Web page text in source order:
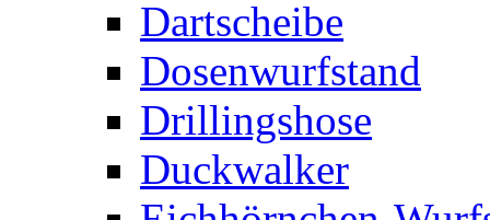
Dartscheibe
Dosenwurfstand
Drillingshose
Duckwalker